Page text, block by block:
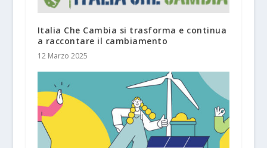
Italia Che Cambia si trasforma e continua
a raccontare il cambiamento
12 Marzo 2025